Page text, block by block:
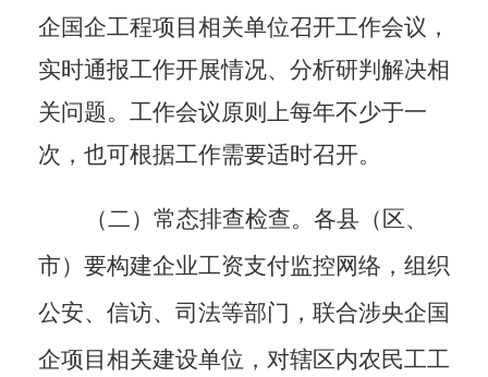
企国企工程项目相关单位召开工作会议，
实时通报工作开展情况、分析研判解决相
关问题。工作会议原则上每年不少于一
次，也可根据工作需要适时召开。
（二）常态排查检查。 各县（区、
市）要构建企业工资支付监控网络，组织
公安、信访、司法等部门，联合涉央企国
企项目相关建设单位，对辖区内农民工工